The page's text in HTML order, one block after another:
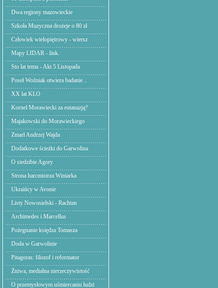
Dwa regiony mazowieckie
Szkoła Muzyczna drożeje o 80 zł
Człowiek wielopiętrowy - wiersz
Mapy LIDAR - link.
Sto lat temu - Akt 5 Listopada
Poseł Woźniak otwiera badanie ..
XX lat KLO
Kornel Morawiecki za eutanazją?
Majakowski do Morawieckiego
Zmarł Andrzej Wajda
Dodatkowe ścieżki do Garwolina
O siedzibie Agory
Strona harcmistrza Winiarka
Ukraińcy w Avonie
Listy Nowosielski - Rachtan
Archimedes i Marcellus
Pożegnanie księdza Tomasza
Doda w Garwolinie
Pitagoras: filozof i reformator
Żniwa, medialna nierzeczywistość
O przemysłowym uśmiercaniu ludzi